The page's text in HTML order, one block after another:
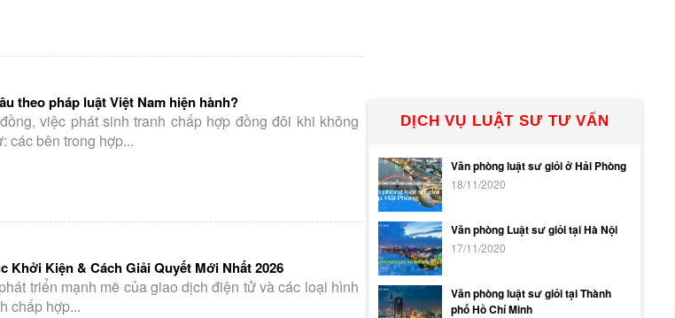
theo pháp luật Việt Nam hiện hành?
việc phát sinh tranh chấp hợp đồng đôi khi không
các bên trong hợp...
Khởi Kiện & Cách Giải Quyết Mới Nhất 2026
triển mạnh mẽ của giao dịch điện tử và các loại hình
chấp hợp...
DỊCH VỤ LUẬT SƯ TƯ VẤN
Văn phòng luật sư giỏi ở Hải Phòng
18/11/2020
Văn phòng Luật sư giỏi tại Hà Nội
17/11/2020
Văn phòng luật sư giỏi tại Thành
phố Hồ Chí Minh